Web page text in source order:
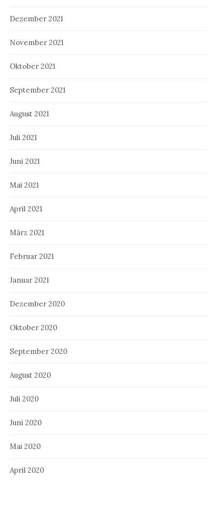
Dezember 2021
November 2021
Oktober 2021
September 2021
August 2021
Juli 2021
Juni 2021
Mai 2021
April 2021
März 2021
Februar 2021
Januar 2021
Dezember 2020
Oktober 2020
September 2020
August 2020
Juli 2020
Juni 2020
Mai 2020
April 2020